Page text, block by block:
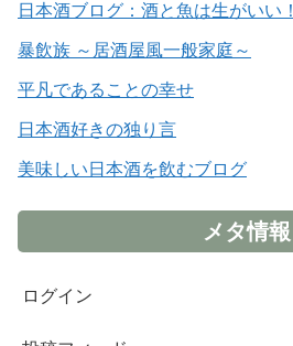
日本酒ブログ：酒と魚は生がいい！
暴飲族 ～居酒屋風一般家庭～
平凡であることの幸せ
日本酒好きの独り言
美味しい日本酒を飲むブログ
メタ情報
ログイン